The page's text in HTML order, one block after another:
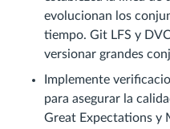
evolucionan los
tiempo. Git LFS y
versionar grandes
Implemente
para asegurar la
Great Expectations y